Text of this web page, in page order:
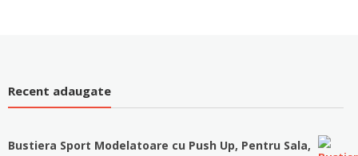
Recent adaugate
Bustiera Sport Modelatoare cu Push Up, Pentru Sala,